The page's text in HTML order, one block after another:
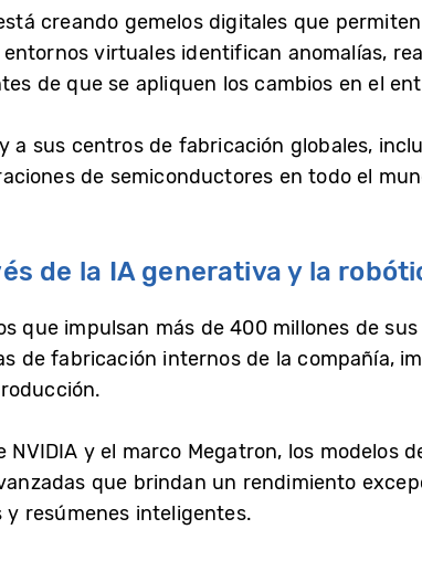
creando gemelos digitales que
virtuales identifican anomalías,
de que se apliquen los cambios en el
sus centros de fabricación globales,
de semiconductores en todo el
de la IA generativa y la
que impulsan más de 400 millones de
de fabricación internos de la compañía,
y el marco Megatron, los modelos
que brindan un rendimiento
resúmenes inteligentes.